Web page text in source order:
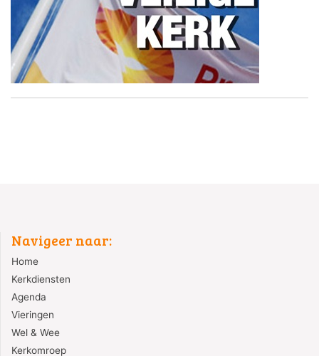
Navigeer naar:
Home
Kerkdiensten
Agenda
Vieringen
Wel & Wee
Kerkomroep